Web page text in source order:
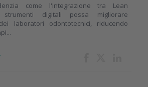
come l'integrazione tra Lean
digitali possa migliorare
laboratori odontotecnici, riducendo